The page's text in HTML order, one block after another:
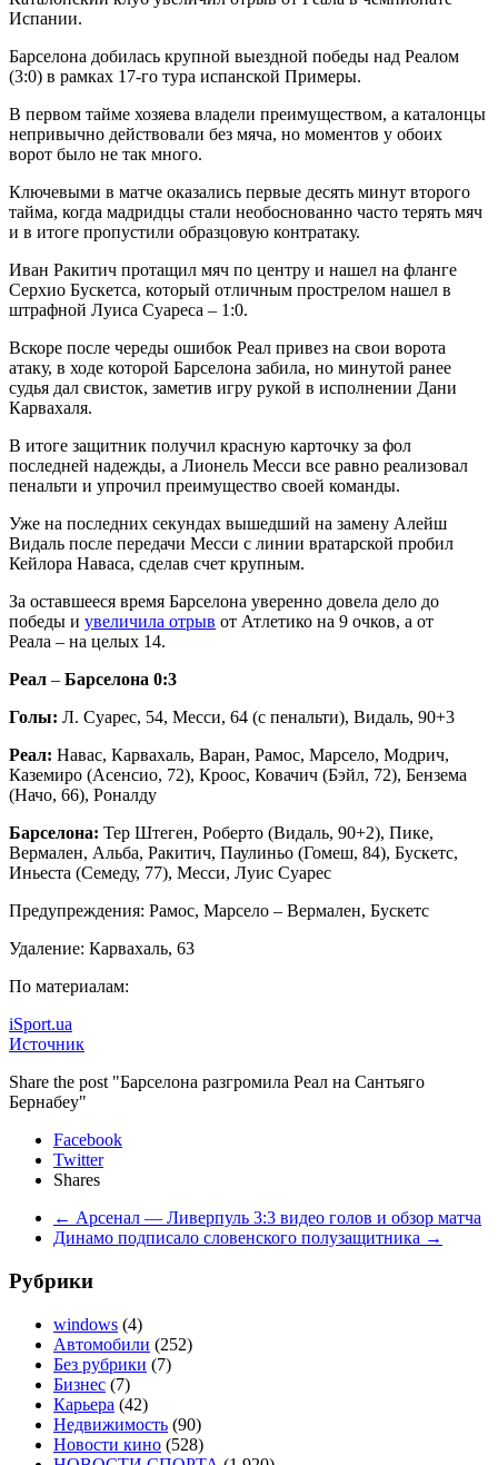
Испании.
Барселона добилась крупной выездной победы над Реалом
(3:0) в рамках 17-го тура испанской Примеры.
В первом тайме хозяева владели преимуществом, а каталонцы
непривычно действовали без мяча, но моментов у обоих
ворот было не так много.
Ключевыми в матче оказались первые десять минут второго
тайма, когда мадридцы стали необоснованно часто терять мяч
и в итоге пропустили образцовую контратаку.
Иван Ракитич протащил мяч по центру и нашел на фланге
Серхио Бускетса, который отличным прострелом нашел в
штрафной Луиса Суареса – 1:0.
Вскоре после череды ошибок Реал привез на свои ворота
атаку, в ходе которой Барселона забила, но минутой ранее
судья дал свисток, заметив игру рукой в исполнении Дани
Карвахаля.
В итоге защитник получил красную карточку за фол
последней надежды, а Лионель Месси все равно реализовал
пенальти и упрочил преимущество своей команды.
Уже на последних секундах вышедший на замену Алейш
Видаль после передачи Месси с линии вратарской пробил
Кейлора Наваса, сделав счет крупным.
За оставшееся время Барселона уверенно довела дело до
победы и увеличила отрыв от Атлетико на 9 очков, а от
Реала – на целых 14.
Реал – Барселона 0:3
Голы: Л. Суарес, 54, Месси, 64 (с пенальти), Видаль, 90+3
Реал: Навас, Карвахаль, Варан, Рамос, Марсело, Модрич,
Каземиро (Асенсио, 72), Кроос, Ковачич (Бэйл, 72), Бензема
(Начо, 66), Роналду
Барселона: Тер Штеген, Роберто (Видаль, 90+2), Пике,
Вермален, Альба, Ракитич, Паулиньо (Гомеш, 84), Бускетс,
Иньеста (Семеду, 77), Месси, Луис Суарес
Предупреждения: Рамос, Марсело – Вермален, Бускетс
Удаление: Карвахаль, 63
По материалам:
iSport.ua
Источник
Share the post "Барселона разгромила Реал на Сантьяго
Бернабеу"
Facebook
Twitter
Shares
← Арсенал — Ливерпуль 3:3 видео голов и обзор матча
Динамо подписало словенского полузащитника →
Рубрики
windows (4)
Автомобили (252)
Без рубрики (7)
Бизнес (7)
Карьера (42)
Недвижимость (90)
Новости кино (528)